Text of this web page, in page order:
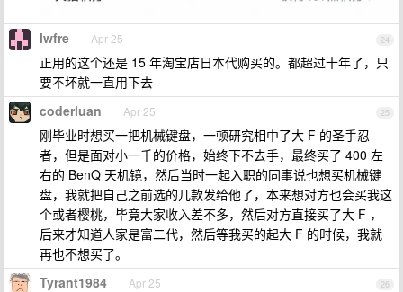
24
lwfre Apr 25
正用的这个还是 15 年淘宝店日本代购买的。都超过十年了，只
要不坏就一直用下去
25
coderluan Apr 25
刚毕业时想买一把机械键盘，一顿研究相中了大 F 的圣手忍
者，但是面对小一千的价格，始终下不去手，最终买了 400 左
右的 BenQ 天机镜，然后当时一起入职的同事说也想买机械键
盘，我就把自己之前选的几款发给他了，本来想对方也会买我这
个或者樱桃，毕竟大家收入差不多，然后对方直接买了大 F ，
后来才知道人家是富二代，然后等我买的起大 F 的时候，我就
再也不想买了。
26
Tyrant1984 Apr 25